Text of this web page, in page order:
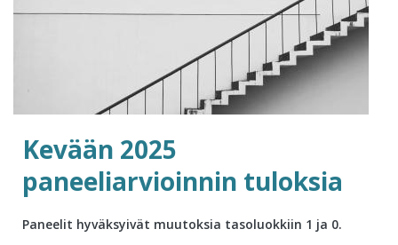
Kevään 2025
paneeliarvioinnin tuloksia
Paneelit hyväksyivät muutoksia tasoluokkiin 1 ja 0.